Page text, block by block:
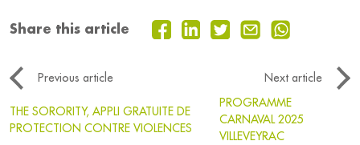
Share this article
Previous article Next article
THE SORORITY, APPLI GRATUITE DE
PROTECTION CONTRE VIOLENCES
PROGRAMME
CARNAVAL 2025
VILLEVEYRAC